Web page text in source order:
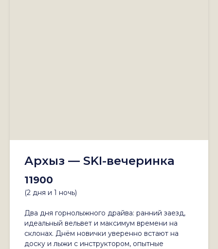
Архыз — SKI-вечеринка
11900
(2 дня и 1 ночь)
Два дня горнолыжного драйва: ранний заезд,
идеальный вельвет и максимум времени на
склонах. Днём новички уверенно встают на
доску и лыжи с инструктором, опытные